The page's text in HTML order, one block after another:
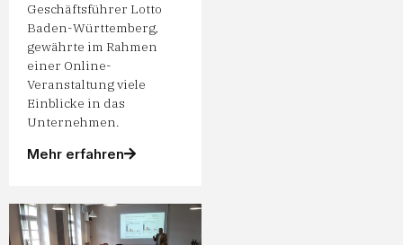
Geschäftsführer Lotto
Baden-Württemberg,
gewährte im Rahmen
einer Online-
Veranstaltung viele
Einblicke in das
Unternehmen.
Mehr erfahren